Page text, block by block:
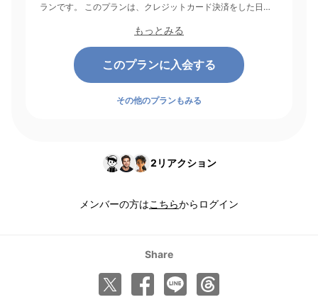
ランです。 このプランは、クレジットカード決済をした日を
もっとみる
このプランに入会する
その他のプランもみる
2 リアクション
メンバーの方はこちらからログイン
Share